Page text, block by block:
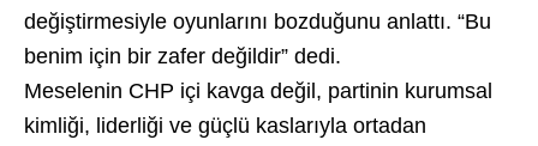
değiştirmesiyle oyunlarını bozduğunu anlattı. “Bu
benim için bir zafer değildir” dedi.
Meselenin CHP içi kavga değil, partinin kurumsal
kimliği, liderliği ve güçlü kaslarıyla ortadan